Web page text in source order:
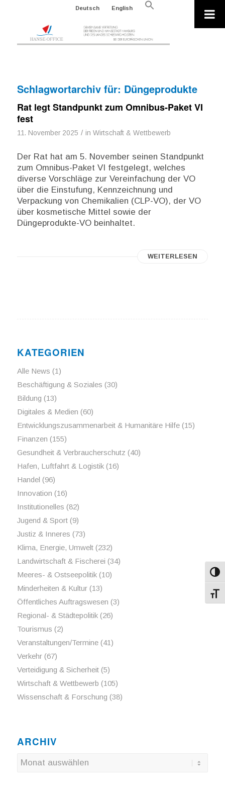
Deutsch English
Search
Schlagwortarchiv für: Düngeprodukte
Rat legt Standpunkt zum Omnibus-Paket VI
fest
11. November 2025 / in Wirtschaft & Wettbewerb
Der Rat hat am 5. November seinen Standpunkt
zum Omnibus-Paket VI festgelegt, welches
diverse Vorschläge zur Vereinfachung der VO
über die Einstufung, Kennzeichnung und
Verpackung von Chemikalien (CLP-VO), der VO
über kosmetische Mittel sowie der
Düngeprodukte-VO beinhaltet.
WEITERLESEN
KATEGORIEN
Alle News (1)
Beschäftigung & Soziales (30)
Bildung (13)
Digitales & Medien (60)
Entwicklungszusammenarbeit & Humanitäre Hilfe(15)
Finanzen (155)
Gesundheit & Verbraucherschutz (40)
Hafen, Luftfahrt & Logistik(16)
Handel (96)
Innovation (16)
Institutionelles (82)
Jugend & Sport(9)
Justiz & Inneres (73)
Klima, Energie, Umwelt(232)
Landwirtschaft & Fischerei (34)
Meeres- & Ostseepolitik(10)
Minderheiten & Kultur(13)
Öffentliches Auftragswesen (3)
Regional- & Städtepolitik(26)
Tourismus (2)
Veranstaltungen/Termine(41)
Verkehr(67)
Verteidigung & Sicherheit(5)
Wirtschaft & Wettbewerb (105)
Wissenschaft & Forschung (38)
ARCHIV